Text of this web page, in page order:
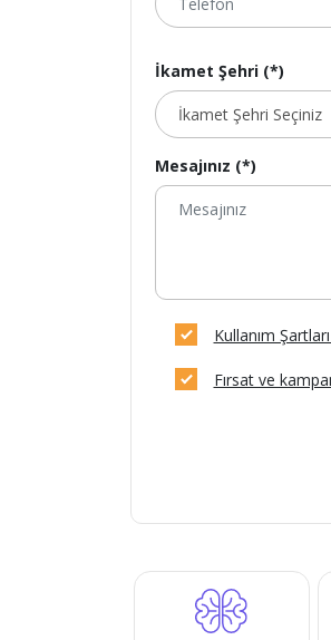
İkamet Şehri (*)
Mesajınız (*)
Kullanım
Fırsat ve